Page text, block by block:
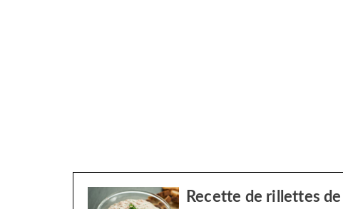
Recette de rillettes